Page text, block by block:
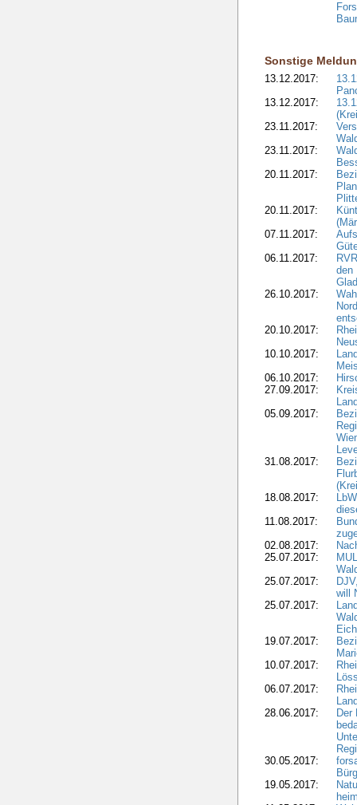
Sonstige
13.12.2017:
13.12.2017:
23.11.2017:
23.11.2017:
20.11.2017:
20.11.2017:
07.11.2017:
06.11.2017:
den
26.10.2017:
20.10.2017:
10.10.2017:
06.10.2017:
27.09.2017:
05.09.2017:
31.08.2017:
18.08.2017:
11.08.2017:
02.08.2017:
25.07.2017:
25.07.2017:
will
25.07.2017:
19.07.2017:
10.07.2017:
06.07.2017:
28.06.2017:
Der
30.05.2017:
19.05.2017: